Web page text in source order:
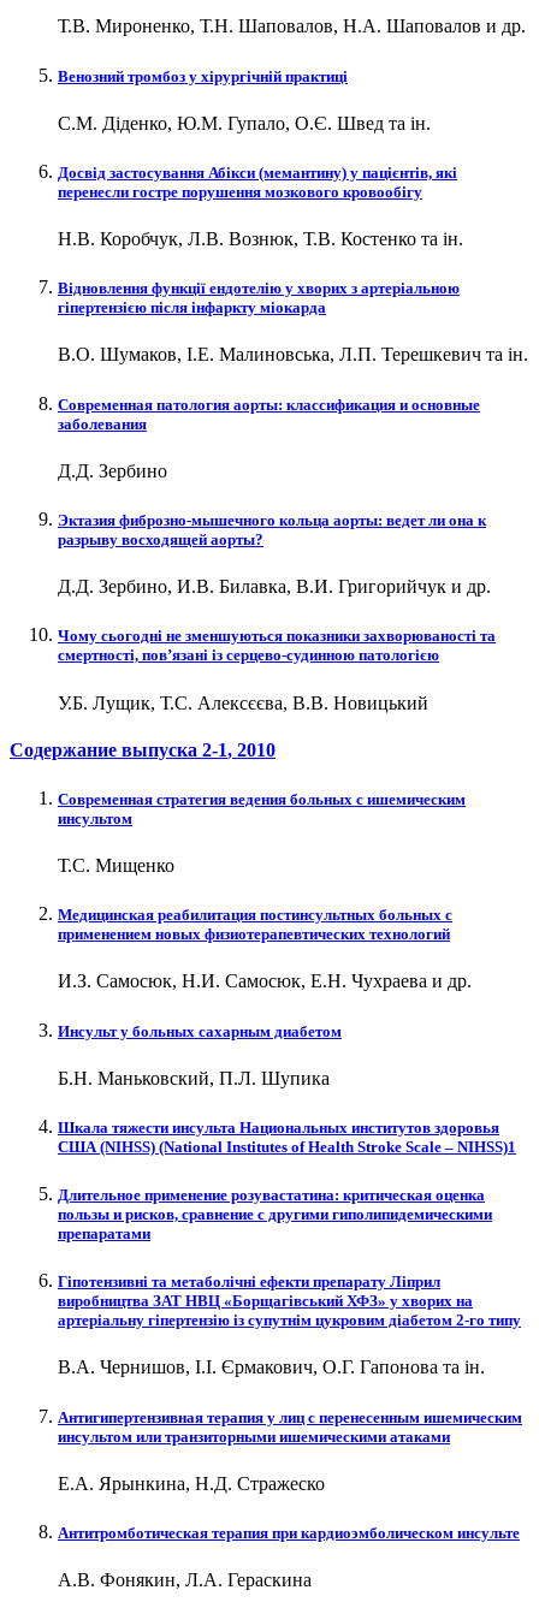
Т.В. Мироненко, Т.Н. Шаповалов, Н.А. Шаповалов и др.
Венозний тромбоз у хірургічній практиці
С.М. Діденко, Ю.М. Гупало, О.Є. Швед та ін.
Досвід застосування Абікси (мемантину) у пацієнтів, які
перенесли гостре порушення мозкового кровообігу
Н.В. Коробчук, Л.В. Вознюк, Т.В. Костенко та ін.
Відновлення функції ендотелію у хворих з артеріальною
гіпертензією після інфаркту міокарда
В.О. Шумаков, І.Е. Малиновська, Л.П. Терешкевич та ін.
Современная патология аорты: классификация и основные
заболевания
Д.Д. Зербино
Эктазия фиброзно-мышечного кольца аорты: ведет ли она к
разрыву восходящей аорты?
Д.Д. Зербино, И.В. Билавка, В.И. Григорийчук и др.
Чому сьогодні не зменшуються показники захворюваності та
смертності, пов’язані із серцево-судинною патологією
У.Б. Лущик, Т.С. Алексєєва, В.В. Новицький
Содержание выпуска 2-1, 2010
Современная стратегия ведения больных с ишемическим
инсультом
Т.С. Мищенко
Медицинская реабилитация постинсультных больных с
применением новых физиотерапевтических технологий
И.З. Самосюк, Н.И. Самосюк, Е.Н. Чухраева и др.
Инсульт у больных сахарным диабетом
Б.Н. Маньковский, П.Л. Шупика
Шкала тяжести инсульта Национальных институтов здоровья
CША (NIHSS) (National Institutes of Health Stroke Scale – NIHSS)1
Длительное применение розувастатина: критическая оценка
пользы и рисков, сравнение с другими гиполипидемическими
препаратами
Гіпотензивні та метаболічні ефекти препарату Ліприл
виробництва ЗАТ НВЦ «Борщагівський ХФЗ» у хворих на
артеріальну гіпертензію із супутнім цукровим діабетом 2-го типу
В.А. Чернишов, І.І. Єрмакович, О.Г. Гапонова та ін.
Антигипертензивная терапия у лиц с перенесенным ишемическим
инсультом или транзиторными ишемическими атаками
Е.А. Ярынкина, Н.Д. Стражеско
Антитромботическая терапия при кардиоэмболическом инсульте
А.В. Фонякин, Л.А. Гераскина